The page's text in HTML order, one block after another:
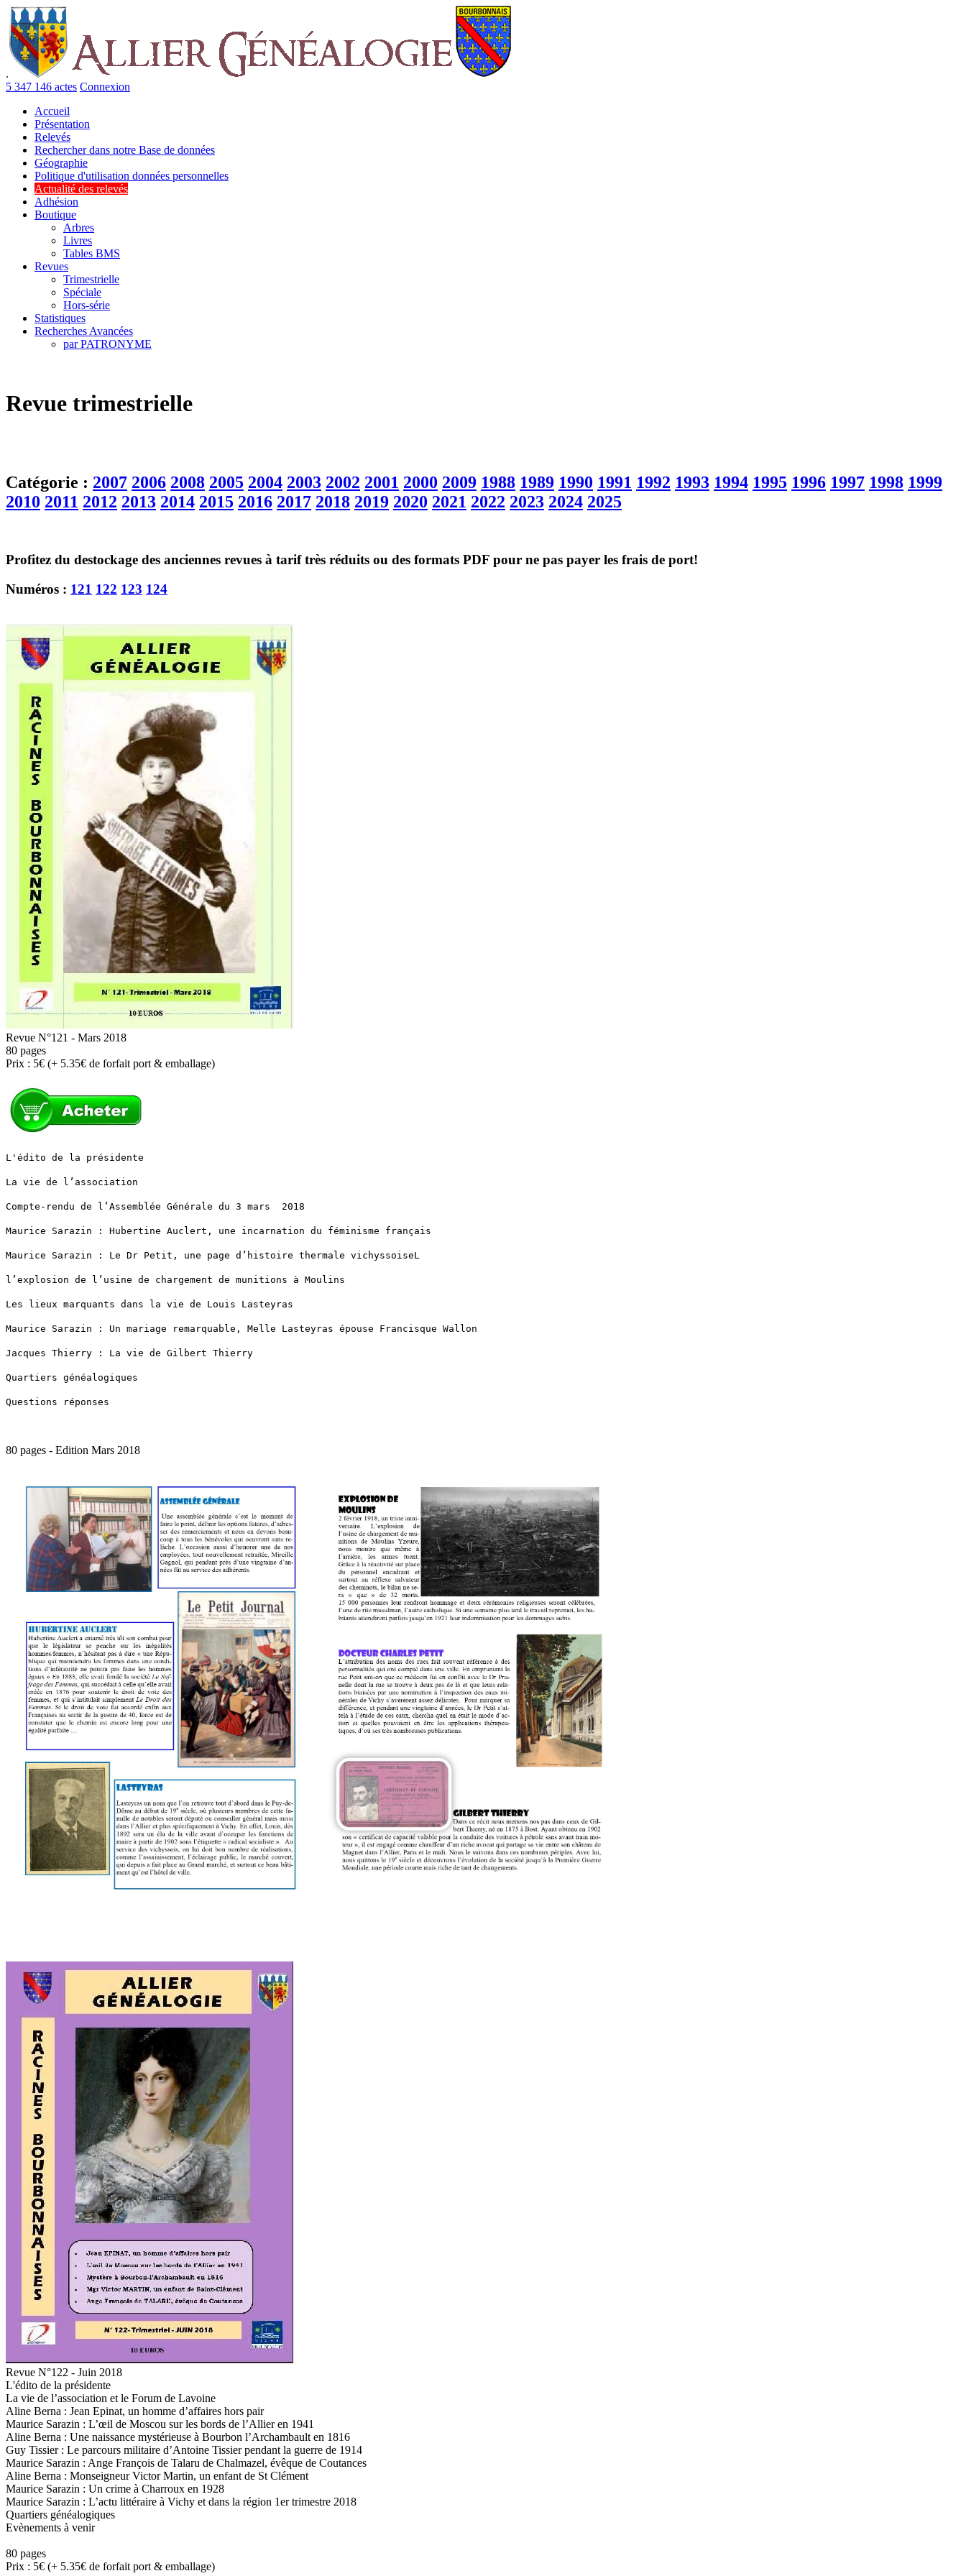
.
5 347 146 actes Connexion
Accueil
Présentation
Relevés
Rechercher dans notre Base de données
Géographie
Politique d'utilisation données personnelles
Actualité des relevés
Adhésion
Boutique
Arbres
Livres
Tables BMS
Revues
Trimestrielle
Spéciale
Hors-série
Statistiques
Recherches Avancées
par PATRONYME
Revue trimestrielle
Catégorie : 2007 2006 2008 2005 2004 2003 2002 2001 2000 2009 1988 1989 1990 1991 1992 1993 1994 1995 1996 1997 1998 1999
2010 2011 2012 2013 2014 2015 2016 2017 2018 2019 2020 2021 2022 2023 2024 2025
Profitez du destockage des anciennes revues à tarif très réduits ou des formats PDF pour ne pas payer les frais de port!
Numéros : 121 122 123 124
Revue N°121 - Mars 2018
80 pages
Prix : 5€ (+ 5.35€ de forfait port & emballage)
L'édito de la présidente
La vie de l’association
Compte-rendu de l’Assemblée Générale du 3 mars 2018
Maurice Sarazin : Hubertine Auclert, une incarnation du féminisme français
Maurice Sarazin : Le Dr Petit, une page d’histoire thermale vichyssoiseL
l’explosion de l’usine de chargement de munitions à Moulins
Les lieux marquants dans la vie de Louis Lasteyras
Maurice Sarazin : Un mariage remarquable, Melle Lasteyras épouse Francisque Wallon
Jacques Thierry : La vie de Gilbert Thierry
Quartiers généalogiques
Questions réponses
80 pages - Edition Mars 2018
Revue N°122 - Juin 2018
L'édito de la présidente
La vie de l’association et le Forum de Lavoine
Aline Berna : Jean Epinat, un homme d’affaires hors pair
Maurice Sarazin : L’œil de Moscou sur les bords de l’Allier en 1941
Aline Berna : Une naissance mystérieuse à Bourbon l’Archambault en 1816
Guy Tissier : Le parcours militaire d’Antoine Tissier pendant la guerre de 1914
Maurice Sarazin : Ange François de Talaru de Chalmazel, évêque de Coutances
Aline Berna : Monseigneur Victor Martin, un enfant de St Clément
Maurice Sarazin : Un crime à Charroux en 1928
Maurice Sarazin : L’actu littéraire à Vichy et dans la région 1er trimestre 2018
Quartiers généalogiques
Evènements à venir
80 pages
Prix : 5€ (+ 5.35€ de forfait port & emballage)